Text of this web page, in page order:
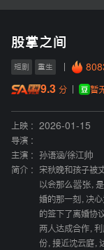
股掌之间
短剧 重生
9.3 分 暂
上映 :
2026-01-15
导演 :
主演 :
孙语涵/徐江帅
简介 :
宋秋晚和孩子被
以会那么嚣张，
婚的那一刻，决
的签下了离婚协
两人达成合作，
份，接近沈云庭，